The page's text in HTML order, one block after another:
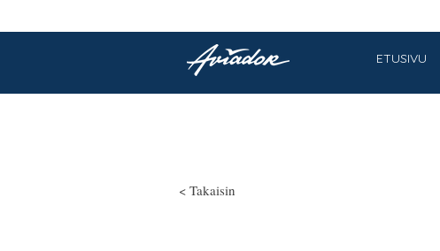
ETUSIVU
< Takaisin